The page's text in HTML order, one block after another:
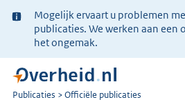
Ter
informatie:
Mogelijk ervaart u problemen
publicaties. We werken aan een
het ongemak.
U
Publicaties Officiële publicaties